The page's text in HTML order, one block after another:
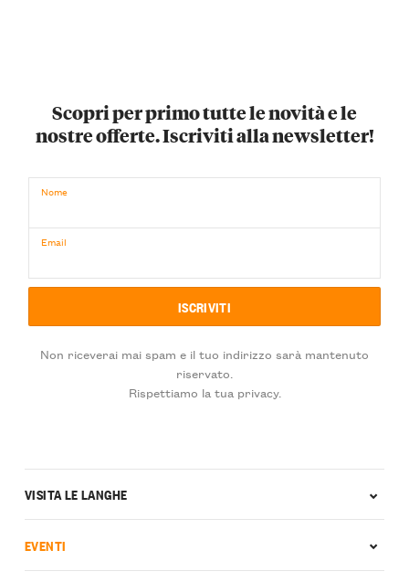
Scopri per primo tutte le novità e le
nostre offerte. Iscriviti alla newsletter!
Nome
Email
Non riceverai mai spam e il tuo indirizzo sarà mantenuto
riservato.
Rispettiamo la tua privacy.
VISITA LE LANGHE
EVENTI